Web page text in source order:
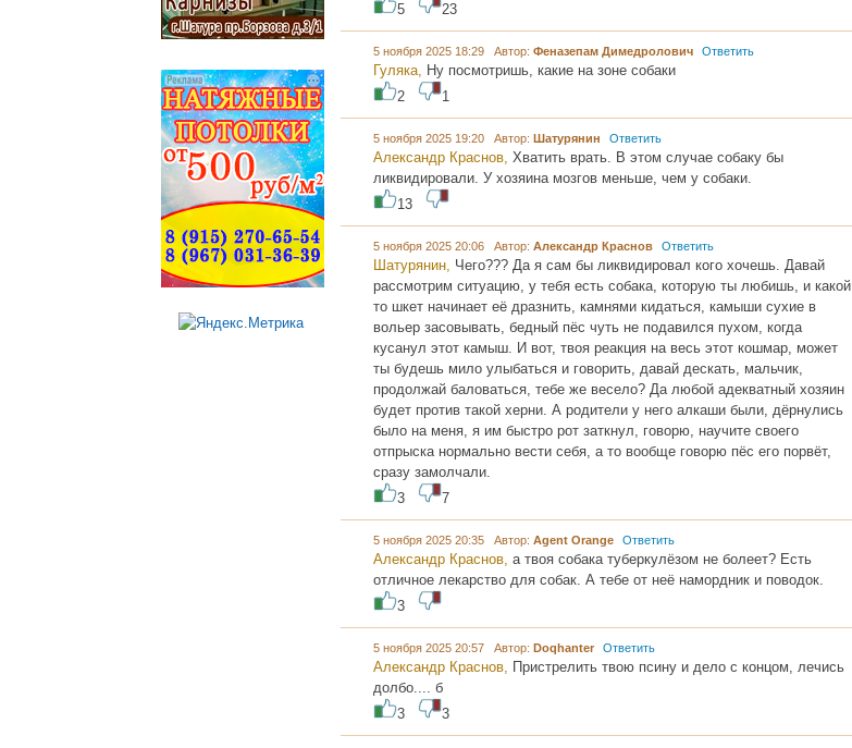
5
23
5 ноября 2025 18:29 Автор: Феназепам Димедролович Ответить
Гуляка, Ну посмотришь, какие на зоне собаки
2
1
5 ноября 2025 19:20 Автор: Шатурянин Ответить
Александр Краснов, Хватить врать. В этом случае собаку бы
ликвидировали. У хозяина мозгов меньше, чем у собаки.
13
5 ноября 2025 20:06 Автор: Александр Краснов Ответить
Шатурянин, Чего??? Да я сам бы ликвидировал кого хочешь. Давай
рассмотрим ситуацию, у тебя есть собака, которую ты любишь, и какой
то шкет начинает её дразнить, камнями кидаться, камыши сухие в
вольер засовывать, бедный пёс чуть не подавился пухом, когда
кусанул этот камыш. И вот, твоя реакция на весь этот кошмар, может
ты будешь мило улыбаться и говорить, давай дескать, мальчик,
продолжай баловаться, тебе же весело? Да любой адекватный хозяин
будет против такой херни. А родители у него алкаши были, дёрнулись
было на меня, я им быстро рот заткнул, говорю, научите своего
отпрыска нормально вести себя, а то вообще говорю пёс его порвёт,
сразу замолчали.
3
7
5 ноября 2025 20:35 Автор: Agent Orange Ответить
Александр Краснов, а твоя собака туберкулёзом не болеет? Есть
отличное лекарство для собак. А тебе от неё намордник и поводок.
3
5 ноября 2025 20:57 Автор: Doqhanter Ответить
Александр Краснов, Пристрелить твою псину и дело с концом, лечись
долбо.... б
3
3